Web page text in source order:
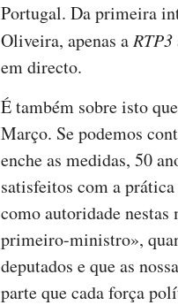
Portugal. Da primeira
Oliveira, apenas a RTP3
em directo.
É também sobre isto
Março. Se podemos
enche as medidas, 50
satisfeitos com a
como autoridade
primeiro-ministro»,
deputados e que as
parte que cada força